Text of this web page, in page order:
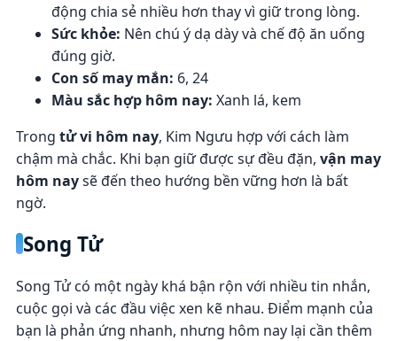
động chia sẻ nhiều hơn thay vì giữ trong lòng.
Sức khỏe: Nên chú ý dạ dày và chế độ ăn uống
đúng giờ.
Con số may mắn: 6, 24
Màu sắc hợp hôm nay: Xanh lá, kem
Trong tử vi hôm nay, Kim Ngưu hợp với cách làm
chậm mà chắc. Khi bạn giữ được sự đều đặn, vận may
hôm naysẽ đến theo hướng bền vững hơn là bất
ngờ.
Song Tử
Song Tử có một ngày khá bận rộn với nhiều tin nhắn,
cuộc gọi và các đầu việc xen kẽ nhau. Điểm mạnh của
bạn là phản ứng nhanh, nhưng hôm nay lại cần thêm